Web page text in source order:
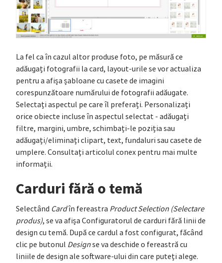
La fel ca în cazul altor produse foto, pe măsură ce
adăugați fotografii la card, layout-urile se vor actualiza
pentru a afișa șabloane cu casete de imagini
corespunzătoare numărului de fotografii adăugate.
Selectați aspectul pe care îl preferați. Personalizați
orice obiecte incluse în aspectul selectat - adăugați
filtre, margini, umbre, schimbați-le poziția sau
adăugați/eliminați clipart, text, fundaluri sau casete de
umplere. Consultați articolul conex pentru mai multe
informații.
Carduri fără o temă
Selectând Cardîn fereastra Product Selection (Selectare
produs), se va afișa Configuratorul de carduri fără linii de
design cu temă. După ce cardul a fost configurat, făcând
clic pe butonul Designse va deschide o fereastră cu
liniile de design ale software-ului din care puteți alege.